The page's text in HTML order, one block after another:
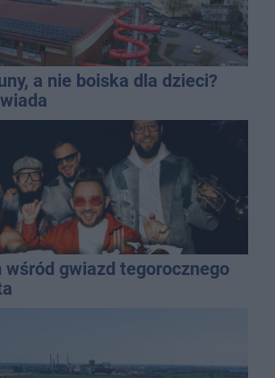
a nie boiska dla dzieci?
wśród gwiazd tegorocznego